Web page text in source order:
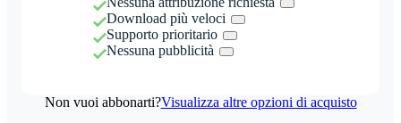
Download più veloci
Supporto prioritario
Nessuna pubblicità
Non vuoi abbonarti?Visualizza altre opzioni di acquisto